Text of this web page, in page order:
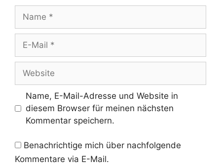
Mail
Name, E-Mail-Adresse und Website in
diesem Browser für meinen nächsten
Kommentar speichern.
Benachrichtige mich über nachfolgende
Kommentare via E-Mail.